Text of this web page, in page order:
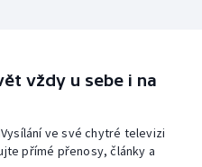
vždy u sebe i na
ve své chytré televizi
přímé přenosy, články a